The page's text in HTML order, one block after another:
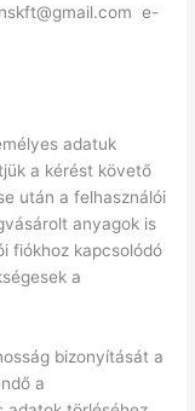
e-
adatuk
a kérést követő
után a felhasználói
anyagok is
fiókhoz kapcsolódó
a
bizonyítását a
a